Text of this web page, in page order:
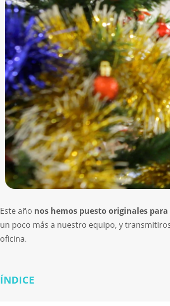
Este año nos hemos puesto originales
un poco más a nuestro equipo, y
oficina.
ÍNDICE